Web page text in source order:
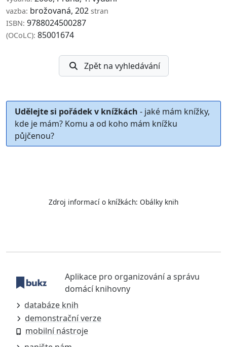
vazba: brožovaná, 202 stran
ISBN: 9788024500287
(OCoLC): 85001674
Zpět na vyhledávání
Udělejte si pořádek v knížkách - jaké mám knížky,
kde je mám? Komu a od koho mám knížku
půjčenou?
Zdroj informací o knížkách: Obálky knih
Aplikace pro organizování a správu
domácí knihovny
databáze knih
demonstrační verze
mobilní nástroje